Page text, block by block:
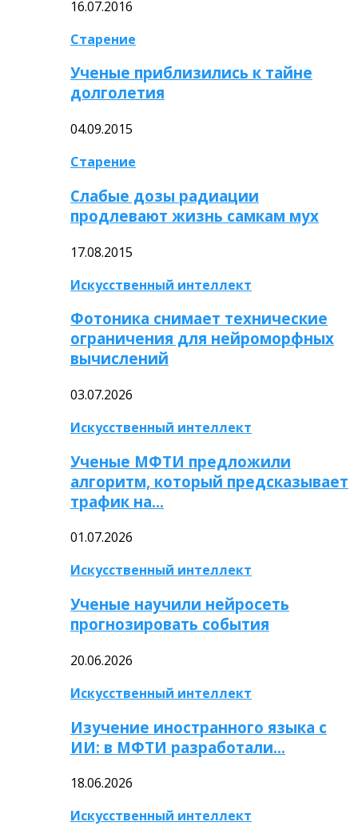
16.07.2016
Старение
Ученые приблизились к тайне
долголетия
04.09.2015
Старение
Слабые дозы радиации
продлевают жизнь самкам мух
17.08.2015
Искусственный интеллект
Фотоника снимает технические
ограничения для нейроморфных
вычислений
03.07.2026
Искусственный интеллект
Ученые МФТИ предложили
алгоритм, который предсказывает
трафик на…
01.07.2026
Искусственный интеллект
Ученые научили нейросеть
прогнозировать события
20.06.2026
Искусственный интеллект
Изучение иностранного языка с
ИИ: в МФТИ разработали…
18.06.2026
Искусственный интеллект